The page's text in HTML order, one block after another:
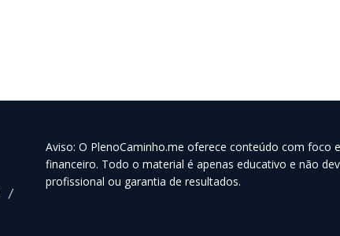
/
Aviso: O PlenoCaminho.me oferece conteúdo com foco
financeiro. Todo o material é apenas educativo e não
profissional ou garantia de resultados.